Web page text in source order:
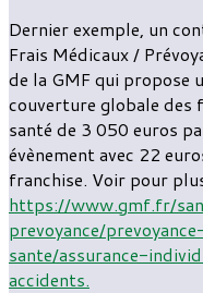
Dernier exemple, un
Frais Médicaux /
de la GMF qui propose
couverture globale des
santé de 3 050 euros
évènement avec 22
franchise. Voir pour
https://www.gmf.fr/
prevoyance/
sante/assurance-
accidents.